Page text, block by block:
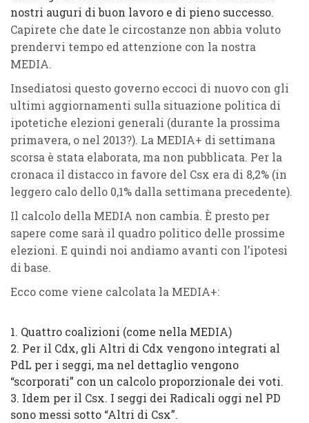
nostri auguri di buon lavoro e di pieno successo.
Capirete che date le circostanze non abbia voluto
prendervi tempo ed attenzione con la nostra
MEDIA.
Insediatosi questo governo eccoci di nuovo con gli
ultimi aggiornamenti sulla situazione politica di
ipotetiche elezioni generali (durante la prossima
primavera, o nel 2013?). La MEDIA+ di settimana
scorsa è stata elaborata, ma non pubblicata. Per la
cronaca il distacco in favore del Csx era di 8,2% (in
leggero calo dello 0,1% dalla settimana precedente).
Il calcolo della MEDIA non cambia. È presto per
sapere come sarà il quadro politico delle prossime
elezioni. E quindi noi andiamo avanti con l’ipotesi
di base.
Ecco come viene calcolata la MEDIA+:
1. Quattro coalizioni (come nella MEDIA)
2. Per il Cdx, gli Altri di Cdx vengono integrati al
PdL per i seggi, ma nel dettaglio vengono
“scorporati” con un calcolo proporzionale dei voti.
3. Idem per il Csx. I seggi dei Radicali oggi nel PD
sono messi sotto “Altri di Csx”.